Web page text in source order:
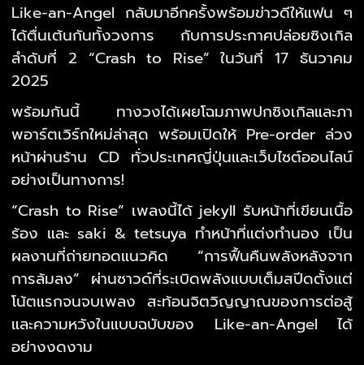
Like-an-Angel กลับมาอีกครั้งพร้อมข่าวดีให้แฟน ๆ
ได้ตื่นเต้นกันทั้งวงการ กับการประกาศปล่อยซิงเกิล
ลำดับที่ 2 “Crash to Rise” ในวันที่ 17 ธันวาคม
2025
พร้อมกันนี้ ทางวงได้เผยโฉมภาพปกซิงเกิลและภา
พอาร์ตเวิร์กใหม่ล่าสุด พร้อมเปิดให้ Pre-order ล่วง
หน้าผ่านร้าน CD ทั่วประเทศญี่ปุ่นและเว็บไซต์ออนไลน์
อย่างเป็นทางการ!
“Crash to Rise” เพลงนี้ได้ jekyll รับหน้าที่เขียนเนื้อ
ร้อง และ saki & tetsuya ทำหน้าที่แต่งทำนอง เป็น
ผลงานที่ถ่ายทอดแนวคิด “การฟื้นคืนพลังหลังจาก
การล้มลง” ผ่านซาวด์ที่ระเบิดพลังแบบเต็มสปีดตั้งแต่
โน้ตแรกจนจบเพลง สะท้อนจิตวิญญาณของการต่อสู้
และความหวังในแบบฉบับของ Like-an-Angel ได้
อย่างงดงาม